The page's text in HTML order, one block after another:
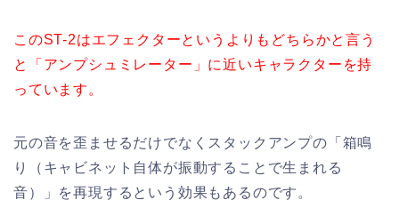
このST-2はエフェクターというよりもどちらかと言う
と「アンプシュミレーター」に近いキャラクターを持
っています。
元の音を歪ませるだけでなくスタックアンプの「箱鳴
り（キャビネット自体が振動することで生まれる
音）」を再現するという効果もあるのです。